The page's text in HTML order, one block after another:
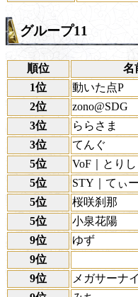
グループ11
順位
名
1位
動いた点P
2位
zono@SDG
3位
ららさま
3位
てんぐ
5位
VoF｜とりし
5位
STY｜てぃ
5位
桜咲刹那
5位
小泉花陽
9位
ゆず
9位
9位
メガサーナ